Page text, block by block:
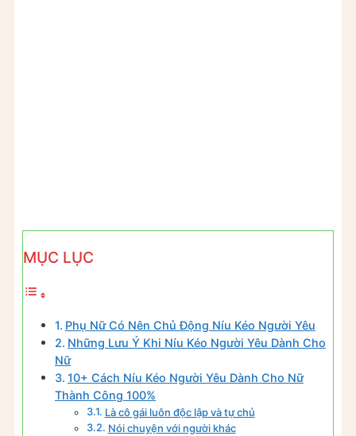
MỤC LỤC
Phụ Nữ Có Nên Chủ Động Níu Kéo Người Yêu
Những Lưu Ý Khi Níu Kéo Người Yêu Dành Cho
Nữ
10+ Cách Níu Kéo Người Yêu Dành Cho Nữ
Thành Công 100%
Là cô gái luôn độc lập và tự chủ
Nói chuyện với người khác